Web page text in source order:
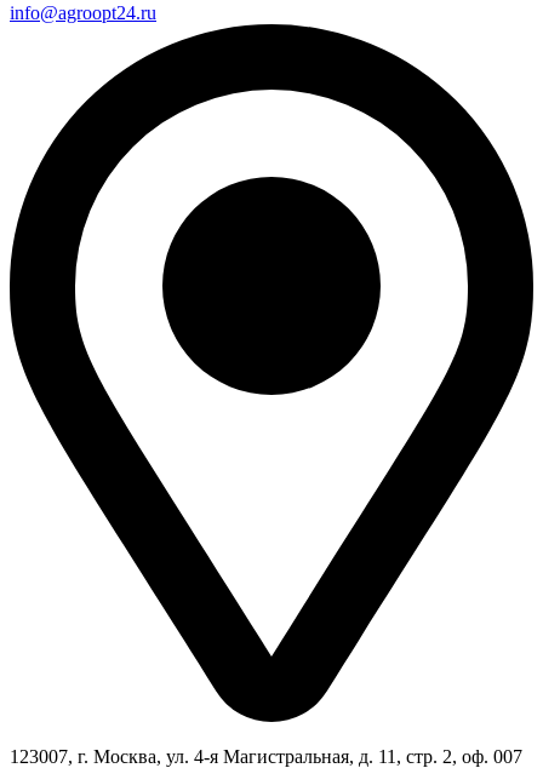
info@agroopt24.ru
123007, г. Москва, ул. 4-я Магистральная, д. 11, стр. 2, оф. 007